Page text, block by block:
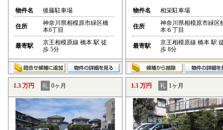
物件名 後藤駐車場
住所
神奈川県相模原市緑区橋
本6丁目
最寄駅
京王相模原線 橋本 駅 徒
歩 5分
物件名 相栄駐車場
住所
神奈川県相模原市緑区
本６丁目
最寄駅
京王相模原線 橋本 駅
歩 8分
1.3 万円 礼 0ヶ月 1.3 万円 礼 1ヶ月